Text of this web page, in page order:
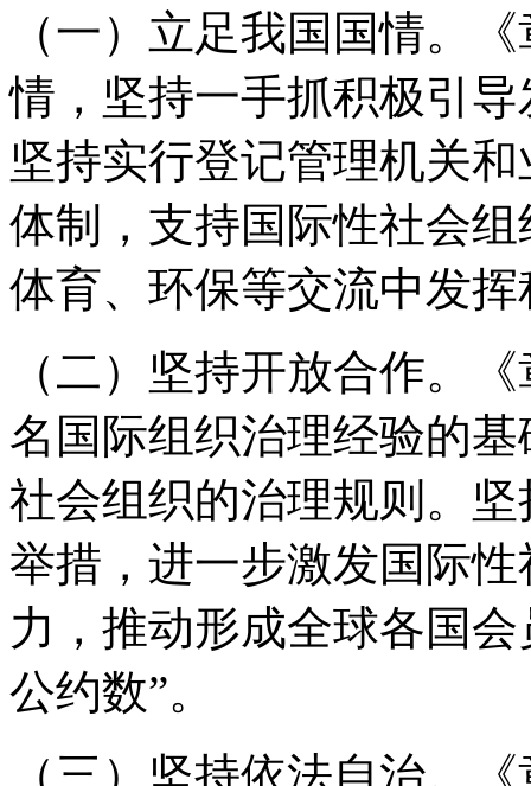
（一）立足我国国情。
情，坚持一手抓积极引
坚持实行登记管理机关
体制，支持国际性社会
体育、环保等交流中发
（二）坚持开放合作。
名国际组织治理经验的
社会组织的治理规则。
举措，进一步激发国际
力，推动形成全球各国
公约数”。
（三）坚持依法自治。